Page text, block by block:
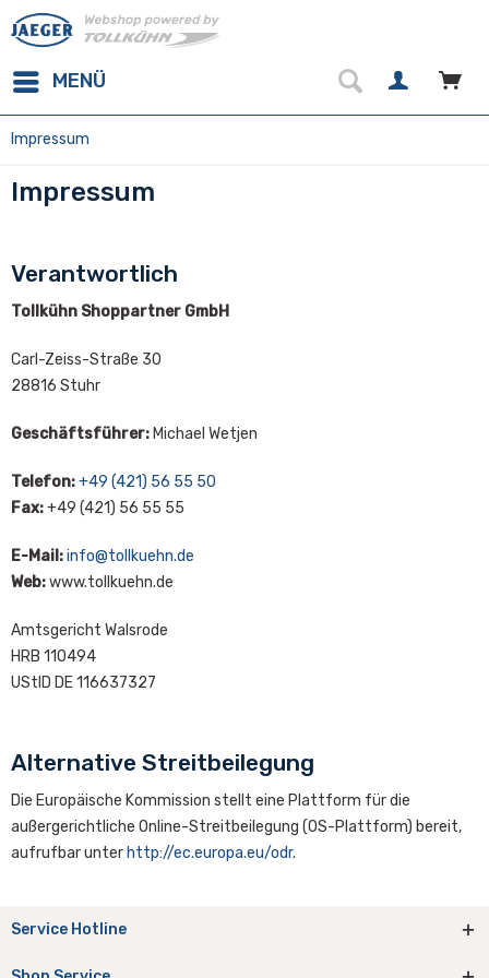
MENÜ
Impressum
Impressum
Verantwortlich
Tollkühn Shoppartner GmbH
Carl-Zeiss-Straße 30
28816 Stuhr
Geschäftsführer: Michael Wetjen
Telefon:+49 (421) 56 55 50
Fax:+49 (421) 56 55 55
E-Mail:info@tollkuehn.de
Web:www.tollkuehn.de
Amtsgericht Walsrode
HRB 110494
UStID DE 116637327
Alternative Streitbeilegung
Die Europäische Kommission stellt eine Plattform für die
außergerichtliche Online-Streitbeilegung (OS-Plattform) bereit,
aufrufbar unter http://ec.europa.eu/odr.
Service Hotline